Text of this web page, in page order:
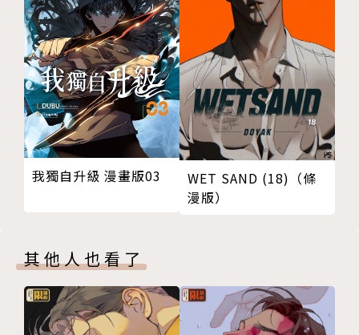
我獨自升級 漫畫版03
WET SAND (18)（條
漫版）
其他人也看了